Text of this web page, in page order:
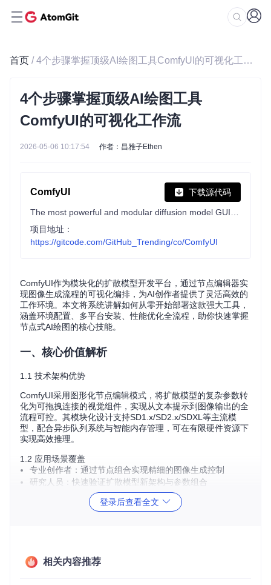
首页 / 4个步骤掌握顶级AI绘图工具ComfyUI的可视化工作流
4个步骤掌握顶级AI绘图工具
ComfyUI的可视化工作流
2026-05-06 10:17:54 作者：昌雅子Ethen
ComfyUI 下载源代码
项目地址：
https://gitcode.com/GitHub_Trending/co/ComfyUI
ComfyUI作为模块化的扩散模型开发平台，通过节点编辑器实
现图像生成流程的可视化编排，为AI创作者提供了灵活高效的
工作环境。本文将系统讲解如何从零开始部署这款强大工具，
涵盖环境配置、多平台安装、性能优化全流程，助你快速掌握
节点式AI绘图的核心技能。
一、核心价值解析
1.1 技术架构优势
ComfyUI采用图形化节点编辑模式，将扩散模型的复杂参数转
化为可拖拽连接的视觉组件，实现从文本提示到图像输出的全
流程可控。其模块化设计支持SD1.x/SD2.x/SDXL等主流模
型，配合异步队列系统与智能内存管理，可在有限硬件资源下
实现高效推理。
1.2 应用场景覆盖
专业创作者：通过节点组合实现精细的图像生成控制
研究人员：快速验证扩散模型新架构与参数组合
开发人员：构建定制化生成 pipeline 并导出 API 服务
操作系统
最低配置要
登录后查看全文
相关内容推荐